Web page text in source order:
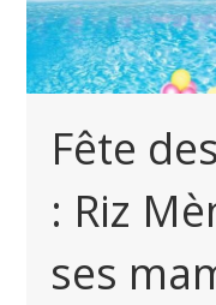
Fête
: Riz
ses